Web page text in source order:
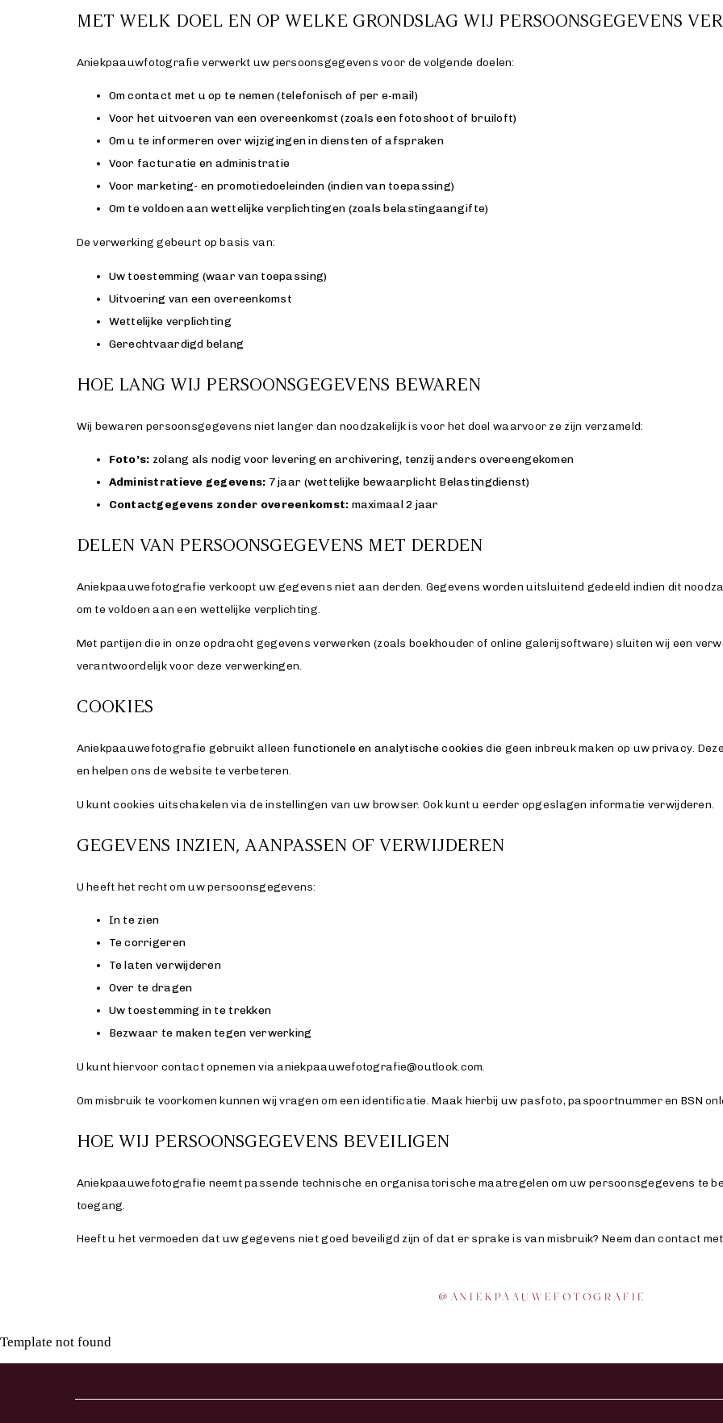
MET WELK DOEL EN OP WELKE GRONDSLAG WIJ PERSOONSGEGEVENS
Aniekpaauwfotografie verwerkt uw persoonsgegevens voor de volgende doelen:
Om contact met u op te nemen (telefonisch of per e-mail)
Voor het uitvoeren van een overeenkomst (zoals een fotoshoot of bruiloft)
Om u te informeren over wijzigingen in diensten of afspraken
Voor facturatie en administratie
Voor marketing- en promotiedoeleinden (indien van toepassing)
Om te voldoen aan wettelijke verplichtingen (zoals belastingaangifte)
De verwerking gebeurt op basis van:
Uw toestemming (waar van toepassing)
Uitvoering van een overeenkomst
Wettelijke verplichting
Gerechtvaardigd belang
HOE LANG WIJ PERSOONSGEGEVENS BEWAREN
Wij bewaren persoonsgegevens niet langer dan noodzakelijk is voor het doel waarvoor ze zijn verzameld:
Foto’s: zolang als nodig voor levering en archivering, tenzij anders overeengekomen
Administratieve gegevens: 7 jaar (wettelijke bewaarplicht Belastingdienst)
Contactgegevens zonder overeenkomst: maximaal 2 jaar
DELEN VAN PERSOONSGEGEVENS MET DERDEN
Aniekpaauwefotografie verkoopt uw gegevens niet aan derden. Gegevens worden uitsluitend gedeeld indien dit
om te voldoen aan een wettelijke verplichting.
Met partijen die in onze opdracht gegevens verwerken (zoals boekhouder of online galerijsoftware) sluiten wij een
verantwoordelijk voor deze verwerkingen.
COOKIES
Aniekpaauwefotografie gebruikt alleen functionele en analytische cookies die geen inbreuk maken op uw privacy.
en helpen ons de website te verbeteren.
U kunt cookies uitschakelen via de instellingen van uw browser. Ook kunt u eerder opgeslagen informatie verwijderen.
GEGEVENS INZIEN, AANPASSEN OF VERWIJDEREN
U heeft het recht om uw persoonsgegevens:
In te zien
Te corrigeren
Te laten verwijderen
Over te dragen
Uw toestemming in te trekken
Bezwaar te maken tegen verwerking
U kunt hiervoor contact opnemen via aniekpaauwefotografie@outlook.com.
Om misbruik te voorkomen kunnen wij vragen om een identificatie. Maak hierbij uw pasfoto, paspoortnummer en BSN
HOE WIJ PERSOONSGEGEVENS BEVEILIGEN
Aniekpaauwefotografie neemt passende technische en organisatorische maatregelen om uw persoonsgegevens te
toegang.
Heeft u het vermoeden dat uw gegevens niet goed beveiligd zijn of dat er sprake is van misbruik? Neem dan contact
@ ANIEKPAAUWEFOTOGRAFIE
Template not found